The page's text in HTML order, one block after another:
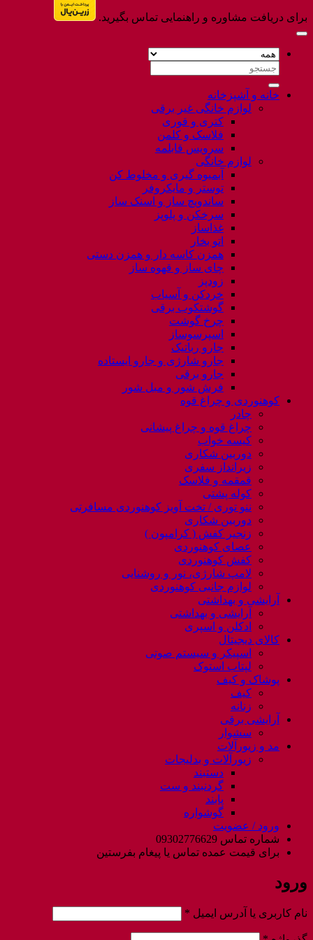
برای دریافت مشاوره و راهنمایی تماس بگیرید.
جستجو
خانه و آشپزخانه
لوازم خانگی غیر برقی
کتری و قوری
فلاسک و کلمن
سرویس قابلمه
لوازم خانگی
آبمیوه گیری و مخلوط کن
توستر و مایکروفر
ساندویچ ساز و اسنک ساز
سرخکن و پلوپز
غذاساز
اتو بخار
همزن کاسه دار و همزن دستی
چای ساز و قهوه ساز
زودپز
خردکن و آسیاب
گوشتکوب برقی
چرخ گوشت
اسپرسوساز
جارو رباتیک
جارو شارژی و جارو ایستاده
جارو برقی
فرش شور و مبل شور
کوهنوردی و چراغ قوه
چادر
چراغ قوه و چراغ پیشانی
کیسه خواب
دوربین شکاری
زیرانداز سفری
قمقمه و فلاسک
کوله پشتی
ننو توری / تخت آویز کوهنوردی مسافرتی
دوربین شکاری
زنجیر کفش ( کرامپون )
عصای کوهنوردی
کفش کوهنوردی
لامپ شارژی، نور و روشنایی
لوازم جانبی کوهنوردی
آرایشی و بهداشتی
آرایشی و بهداشتی
ادکلن و اسپری
کالای دیجیتال
اسپیکر و سیستم صوتی
لپتاب استوک
پوشاک و کیف
کیف
زنانه
آرایشی برقی
سشوار
مد و زیورآلات
زیورآلات و بدلیجات
دستبند
گردنبند و ست
پابند
گوشواره
ورود / عضویت
شماره تماس 09302776629
برای قیمت عمده تماس یا پیغام بفرستین
ورود
نام کاربری یا آدرس ایمیل *